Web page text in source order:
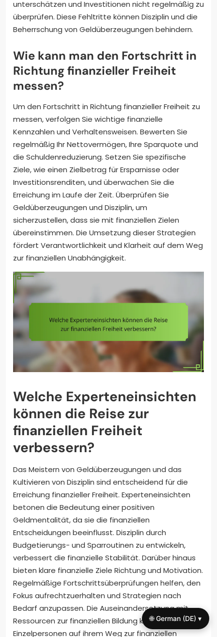
unterschätzen und Investitionen nicht regelmäßig zu
überprüfen. Diese Fehltritte können Disziplin und die
Beherrschung von Geldüberzeugungen behindern.
Wie kann man den Fortschritt in
Richtung finanzieller Freiheit
messen?
Um den Fortschritt in Richtung finanzieller Freiheit zu
messen, verfolgen Sie wichtige finanzielle
Kennzahlen und Verhaltensweisen. Bewerten Sie
regelmäßig Ihr Nettovermögen, Ihre Sparquote und
die Schuldenreduzierung. Setzen Sie spezifische
Ziele, wie einen Zielbetrag für Ersparnisse oder
Investitionsrenditen, und überwachen Sie die
Erreichung im Laufe der Zeit. Überprüfen Sie
Geldüberzeugungen und Disziplin, um
sicherzustellen, dass sie mit finanziellen Zielen
übereinstimmen. Die Umsetzung dieser Strategien
fördert Verantwortlichkeit und Klarheit auf dem Weg
zur finanziellen Unabhängigkeit.
Welche Experteneinsichten
können die Reise zur
finanziellen Freiheit
verbessern?
Das Meistern von Geldüberzeugungen und das
Kultivieren von Disziplin sind entscheidend für die
Erreichung finanzieller Freiheit. Experteneinsichten
betonen die Bedeutung einer positiven
Geldmentalität, da sie die finanziellen
Entscheidungen beeinflusst. Disziplin durch
Budgetierungs- und Sparroutinen zu entwickeln,
verbessert die finanzielle Stabilität. Darüber hinaus
bieten klare finanzielle Ziele Richtung und Motivation.
Regelmäßige Fortschrittsüberprüfungen helfen, den
Fokus aufrechtzuerhalten und Strategien nach
Bedarf anzupassen. Die Auseinandersetzung mit
Ressourcen zur finanziellen Bildung kann
Einzelpersonen auf ihrem Weg zur finanziellen
🌐 German (DE) ▾